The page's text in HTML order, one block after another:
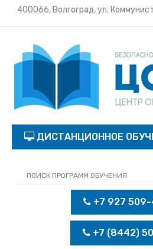
400066, Волгоград, ул.
ДИСТАНЦИОННОЕ
+7 927
+7 (8442)